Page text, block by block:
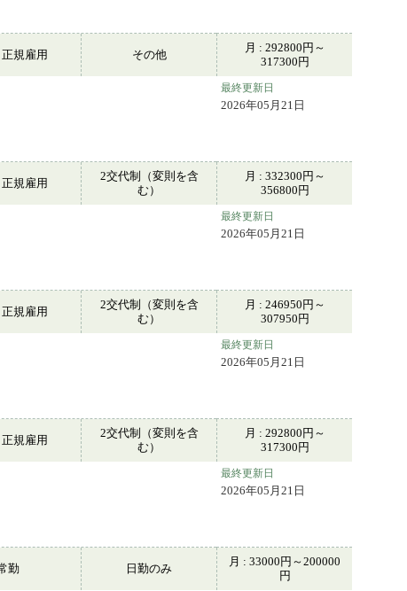
規雇用 その他
月 : 292800円～
317300円
最終更新日
2026年05月21日
規雇用
2交代制（変則を含
む）
月 : 332300円～
356800円
最終更新日
2026年05月21日
規雇用
2交代制（変則を含
む）
月 : 246950円～
307950円
最終更新日
2026年05月21日
規雇用
2交代制（変則を含
む）
月 : 292800円～
317300円
最終更新日
2026年05月21日
勤 日勤のみ
月 : 33000円～200000
円